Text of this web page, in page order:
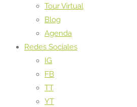
Tour Virtual
Blog
Agenda
Redes Sociales
IG
FB
TT
YT